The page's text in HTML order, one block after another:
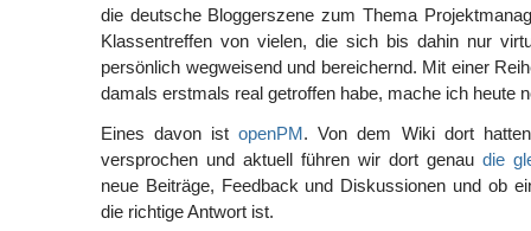
die deutsche Bloggerszene zum Thema
Klassentreffen von vielen, die sich bis dahin nur
persönlich wegweisend und bereichernd. Mit einer
damals erstmals real getroffen habe, mache ich heute
Eines davon istopenPM. Von dem Wiki dort
versprochen und aktuell führen wir dort genau die
neue Beiträge, Feedback und Diskussionen und ob
die richtige Antwort ist.